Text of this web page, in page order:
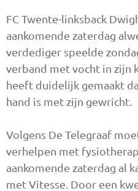
FC Twente-linksback
aankomende zaterdag
verdediger speelde
verband met vocht in zijn
heeft duidelijk gemaakt
hand is met zijn gewricht.
Volgens De Telegraaf
verhelpen met
aankomende zaterdag al
met Vitesse. Door een